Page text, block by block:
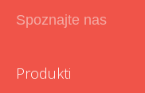
Spoznajte nas
Produkti